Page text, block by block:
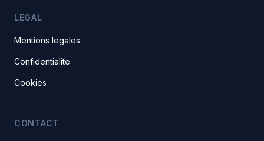
LEGAL
Mentions legales
Confidentialite
Cookies
CONTACT